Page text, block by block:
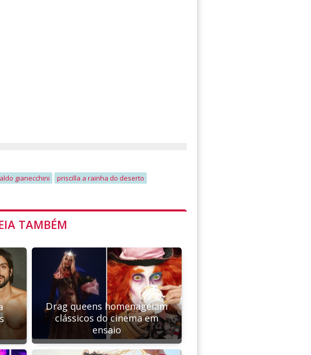
gianecchini priscilla a rainha do deserto
TAMBÉM
Drag queens homenageiam
clássicos do cinema em
ensaio